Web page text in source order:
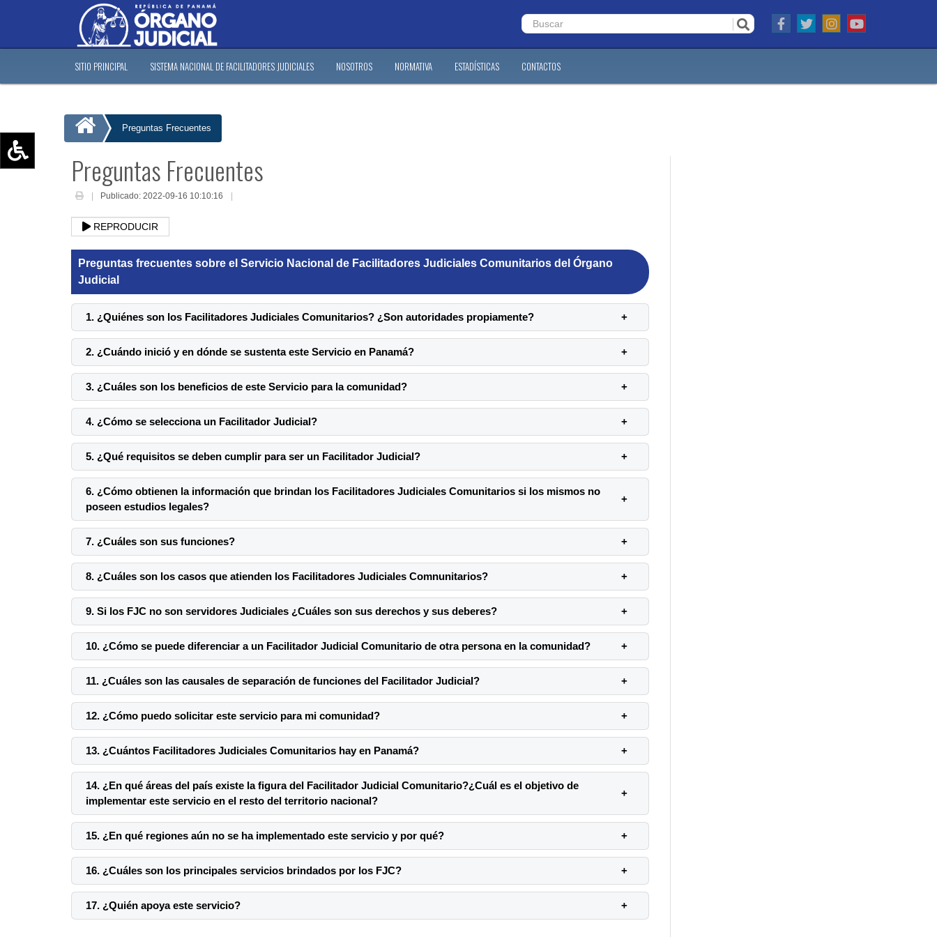
Aumentar texto (+)
Reducir texto (-)
Escala de grises
SITIO PRINCIPAL SISTEMA NACIONAL DE FACILITADORES JUDICIALES NOSOTROS NORMATIVA ESTADÍSTICAS CONTACTOS
Preguntas Frecuentes
Preguntas Frecuentes
Publicado: 2022-09-16 10:10:16
REPRODUCIR
Preguntas frecuentes sobre el Servicio Nacional de Facilitadores Judiciales Comunitarios del Órgano
Judicial
1. ¿Quiénes son los Facilitadores Judiciales Comunitarios? ¿Son autoridades propiamente?
2. ¿Cuándo inició y en dónde se sustenta este Servicio en Panamá?
3. ¿Cuáles son los beneficios de este Servicio para la comunidad?
4. ¿Cómo se selecciona un Facilitador Judicial?
5. ¿Qué requisitos se deben cumplir para ser un Facilitador Judicial?
6. ¿Cómo obtienen la información que brindan los Facilitadores Judiciales Comunitarios si los mismos no
poseen estudios legales?
7. ¿Cuáles son sus funciones?
8. ¿Cuáles son los casos que atienden los Facilitadores Judiciales Comnunitarios?
9. Si los FJC no son servidores Judiciales ¿Cuáles son sus derechos y sus deberes?
10. ¿Cómo se puede diferenciar a un Facilitador Judicial Comunitario de otra persona en la comunidad?
11. ¿Cuáles son las causales de separación de funciones del Facilitador Judicial?
12. ¿Cómo puedo solicitar este servicio para mi comunidad?
13. ¿Cuántos Facilitadores Judiciales Comunitarios hay en Panamá?
14. ¿En qué áreas del país existe la figura del Facilitador Judicial Comunitario?¿Cuál es el objetivo de
implementar este servicio en el resto del territorio nacional?
15. ¿En qué regiones aún no se ha implementado este servicio y por qué?
16. ¿Cuáles son los principales servicios brindados por los FJC?
17. ¿Quién apoya este servicio?